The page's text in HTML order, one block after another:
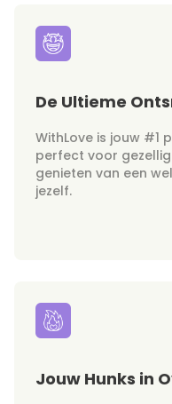
De Ultieme
WithLove is jouw
perfect voor
genieten van een
jezelf.
Jouw Hunks in